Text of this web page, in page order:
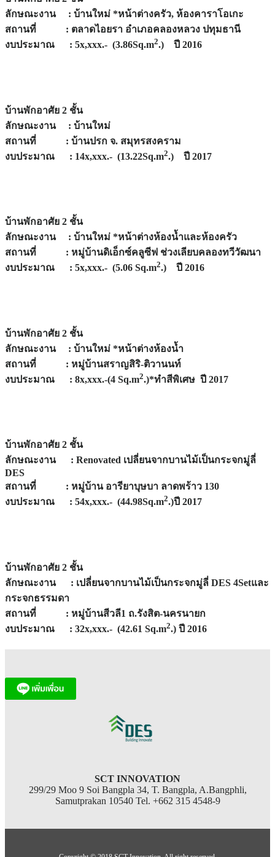
ลักษณะงาน : บ้านใหม่ *หน้าต่างครัว, ห้องคาราโอเกะ
สถานที่ : ตลาดไอยรา อำเภอคลองหลวง ปทุมธานี
งบประมาณ : 5x,xxx.- (3.86Sq.m2.) ปี 2016
บ้านพักอาศัย 2 ชั้น
ลักษณะงาน : บ้านใหม่
สถานที่ : บ้านปรก จ. สมุทรสงคราม
งบประมาณ : 14x,xxx.- (13.22Sq.m2.) ปี 2017
บ้านพักอาศัย 2 ชั้น
ลักษณะงาน : บ้านใหม่ *หน้าต่างห้องน้ำและห้องครัว
สถานที่ : หมู่บ้านดิเอ็กซ์คลูซีฟ ช่วงเลียบคลองทวีวัฒนา
งบประมาณ : 5x,xxx.- (5.06 Sq.m2.) ปี 2016
บ้านพักอาศัย 2 ชั้น
ลักษณะงาน : บ้านใหม่ *หน้าต่างห้องน้ำ
สถานที่ : หมู่บ้านสราญสิริ-ติวานนท์
งบประมาณ : 8x,xxx.-(4 Sq.m2.)*ทำสีพิเศษ ปี 2017
บ้านพักอาศัย 2 ชั้น
ลักษณะงาน : Renovated เปลี่ยนจากบานไม้เป็นกระจกมู่ลี่
DES
สถานที่ : หมู่บ้าน อารียาบุษบา ลาดพร้าว 130
งบประมาณ : 54x,xxx.- (44.98Sq.m2.)ปี 2017
บ้านพักอาศัย 2 ชั้น
ลักษณะงาน : เปลี่ยนจากบานไม้เป็นกระจกมู่ลี่ DES 4Setและ
กระจกธรรมดา
สถานที่ : หมู่บ้านสีวลี1 ถ.รังสิต-นครนายก
งบประมาณ : 32x,xxx.- (42.61 Sq.m2.) ปี 2016
SCT INNOVATION
299/29 Moo 9 Soi Bangpla 34, T. Bangpla, A.Bangphli,
Samutprakan 10540 Tel. +662 315 4548-9